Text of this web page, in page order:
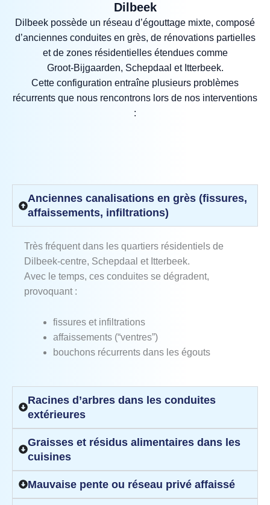
Dilbeek
Dilbeek possède un réseau d’égouttage mixte, composé
d’anciennes conduites en grès, de rénovations partielles
et de zones résidentielles étendues comme
Groot‑Bijgaarden, Schepdaal et Itterbeek.
Cette configuration entraîne plusieurs problèmes
récurrents que nous rencontrons lors de nos interventions
:
Anciennes canalisations en grès (fissures,
affaissements, infiltrations)
Très fréquent dans les quartiers résidentiels de
Dilbeek‑centre, Schepdaal et Itterbeek.
Avec le temps, ces conduites se dégradent,
provoquant :
fissures et infiltrations
affaissements (“ventres”)
bouchons récurrents dans les égouts
Racines d’arbres dans les conduites
extérieures
Graisses et résidus alimentaires dans les
cuisines
Mauvaise pente ou réseau privé affaissé